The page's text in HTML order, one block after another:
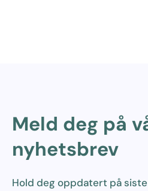
Meld deg på
nyhetsbrev
Hold deg oppdatert på